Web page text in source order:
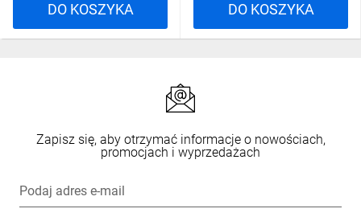
DO KOSZYKA DO KOSZYKA
Zapisz się, aby otrzymać informacje o nowościach,
promocjach i wyprzedażach
Podaj adres e-mail